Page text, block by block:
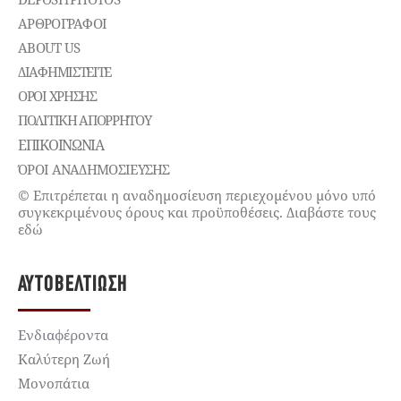
ΑΡΘΡΟΓΡΑΦΟΙ
ABOUT US
ΔΙΑΦΗΜΙΣΤΕΊΤΕ
ΌΡΟΙ ΧΡΉΣΗΣ
ΠΟΛΙΤΙΚΉ ΑΠΟΡΡΉΤΟΥ
ΕΠΙΚΟΙΝΩΝΊΑ
ΌΡΟΙ ΑΝΑΔΗΜΟΣΙΕΥΣΗΣ
© Επιτρέπεται η αναδημοσίευση περιεχομένου μόνο υπό
συγκεκριμένους όρους και προϋποθέσεις. Διαβάστε τους
εδώ
ΑΥΤΟΒΕΛΤΊΩΣΗ
Ενδιαφέροντα
Καλύτερη Ζωή
Μονοπάτια